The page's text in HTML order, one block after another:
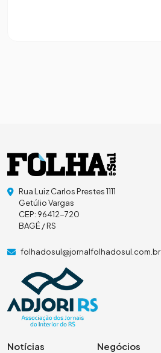
Rua Luiz Carlos Prestes 1111
Getúlio Vargas
CEP: 96412-720
BAGÉ / RS
folhadosul@jornalfolhadosul.com.br
Notícias Negócios